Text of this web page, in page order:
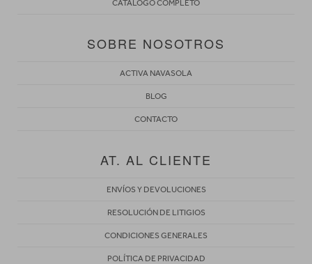
CATÁLOGO COMPLETO
SOBRE NOSOTROS
ACTIVA NAVASOLA
BLOG
CONTACTO
AT. AL CLIENTE
ENVÍOS Y DEVOLUCIONES
RESOLUCIÓN DE LITIGIOS
CONDICIONES GENERALES
POLÍTICA DE PRIVACIDAD